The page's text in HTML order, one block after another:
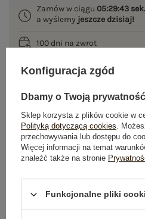
Zamów w ciągu 05:29:43 sek.
a wyślemy jeszcze dzisiaj!
100 dni na zwrot
OPIS PRODUKTU
GŁÓWNE PARAMETRY
OPINIE O PRODUKCIE (0)
WYSYŁKA I DOSTAWA
ZWROTY I REKLAMACJE
Konfiguracja zgód
Dbamy o Twoją prywatność
Sklep korzysta z plików cookie w
Polityką dotyczącą cookies.
przechowywania lub dostępu do
Więcej informacji na temat
znaleźć także na stronie
Funkcjonalne pliki